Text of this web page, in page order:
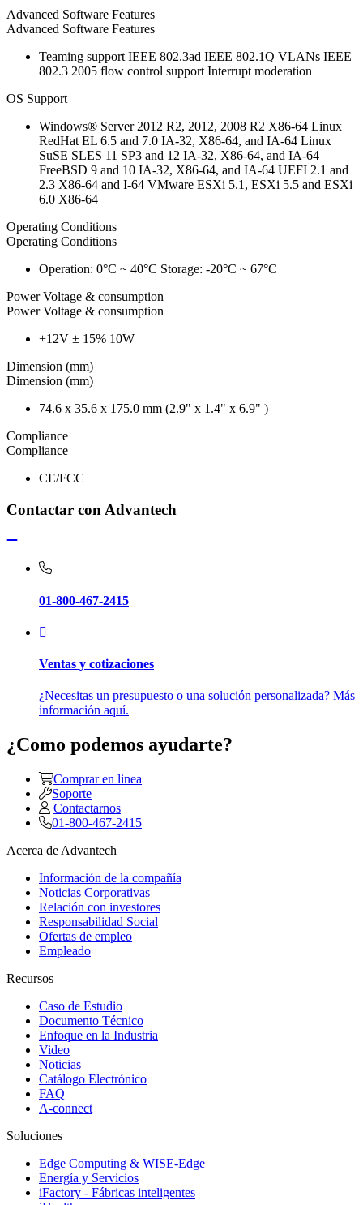
Advanced Software Features
Advanced Software Features
Teaming support IEEE 802.3ad IEEE 802.1Q VLANs IEEE
802.3 2005 flow control support Interrupt moderation
OS Support
Windows® Server 2012 R2, 2012, 2008 R2 X86-64 Linux
RedHat EL 6.5 and 7.0 IA-32, X86-64, and IA-64 Linux
SuSE SLES 11 SP3 and 12 IA-32, X86-64, and IA-64
FreeBSD 9 and 10 IA-32, X86-64, and IA-64 UEFI 2.1 and
2.3 X86-64 and I-64 VMware ESXi 5.1, ESXi 5.5 and ESXi
6.0 X86-64
Operating Conditions
Operating Conditions
Operation: 0°C ~ 40°C Storage: -20°C ~ 67°C
Power Voltage & consumption
Power Voltage & consumption
+12V ± 15% 10W
Dimension (mm)
Dimension (mm)
74.6 x 35.6 x 175.0 mm (2.9" x 1.4" x 6.9" )
Compliance
Compliance
CE/FCC
Contactar con Advantech
01-800-467-2415
Ventas y cotizaciones
¿Necesitas un presupuesto o una solución personalizada? Más
información aquí.
¿Como podemos ayudarte?
Comprar en linea
Soporte
Contactarnos
01-800-467-2415
Acerca de Advantech
Información de la compañía
Noticias Corporativas
Relación con investores
Responsabilidad Social
Ofertas de empleo
Empleado
Recursos
Caso de Estudio
Documento Técnico
Enfoque en la Industria
Video
Noticias
Catálogo Electrónico
FAQ
A-connect
Soluciones
Edge Computing & WISE-Edge
Energía y Servicios
iFactory - Fábricas inteligentes